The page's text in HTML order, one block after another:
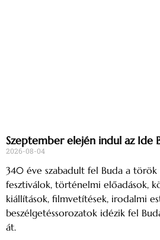
Szeptember elején indul az Ide
2026-08-04
340 éve szabadult fel Buda a
fesztiválok, történelmi előadások,
kiállítások, filmvetítések, irodalmi
beszélgetéssorozatok idézik fel
át.